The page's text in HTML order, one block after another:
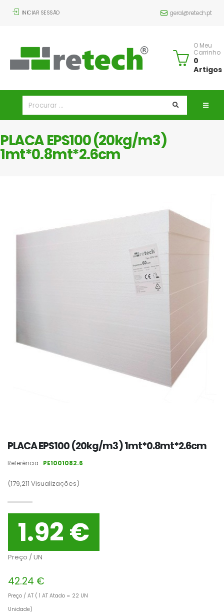
INICIAR SESSÃO geral@retech.pt
O Meu
Carrinho
0
Artigos
PLACA EPS100 (20kg/m3)
1mt*0.8mt*2.6cm
PLACA EPS100 (20kg/m3) 1mt*0.8mt*2.6cm
Referência : PE1001082.6
(179,211 Visualizações)
1.92 €
Preço / UN
42.24 €
Preço / AT ( 1 AT Atado = 22 UN
Unidade)